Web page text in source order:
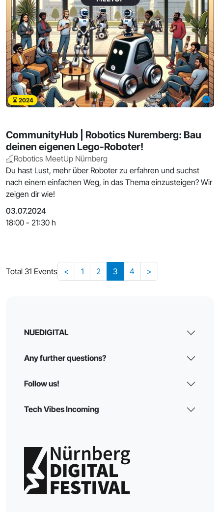
2024
CommunityHub | Robotics Nuremberg: Bau
deinen eigenen Lego-Roboter!
Robotics MeetUp Nürnberg
Du hast Lust, mehr über Roboter zu erfahren und suchst
nach einem einfachen Weg, in das Thema einzusteigen? Wir
zeigen dir wie!
03.07.2024
18:00 - 21:30 h
Total 31 Events < 1 2 3 4 >
NUEDIGITAL
Any further questions?
Follow us!
Tech Vibes Incoming